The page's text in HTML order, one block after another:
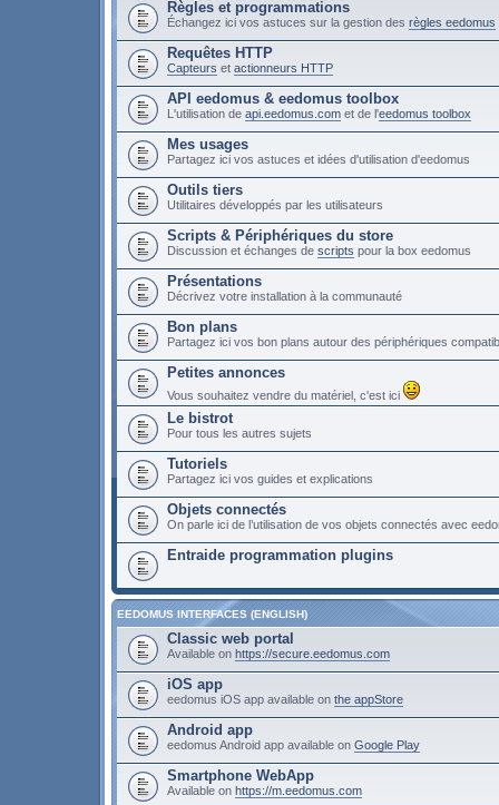
Règles et programmations
Échangez ici vos astuces sur la gestion des règles eedomus
Requêtes HTTP
Capteurs et actionneurs HTTP
API eedomus & eedomus toolbox
L'utilisation de api.eedomus.com et de l'eedomus toolbox
Mes usages
Partagez ici vos astuces et idées d'utilisation d'eedomus
Outils tiers
Utilitaires développés par les utilisateurs
Scripts & Périphériques du store
Discussion et échanges de scripts pour la box eedomus
Présentations
Décrivez votre installation à la communauté
Bon plans
Partagez ici vos bon plans autour des périphériques
Petites annonces
Vous souhaitez vendre du matériel, c'est ici
Le bistrot
Pour tous les autres sujets
Tutoriels
Partagez ici vos guides et explications
Objets connectés
On parle ici de l’utilisation de vos objets connectés avec
Entraide programmation plugins
EEDOMUS INTERFACES (ENGLISH)
Classic web portal
Available on https://secure.eedomus.com
iOS app
eedomus iOS app available on the appStore
Android app
eedomus Android app available on Google Play
Smartphone WebApp
Available on https://m.eedomus.com